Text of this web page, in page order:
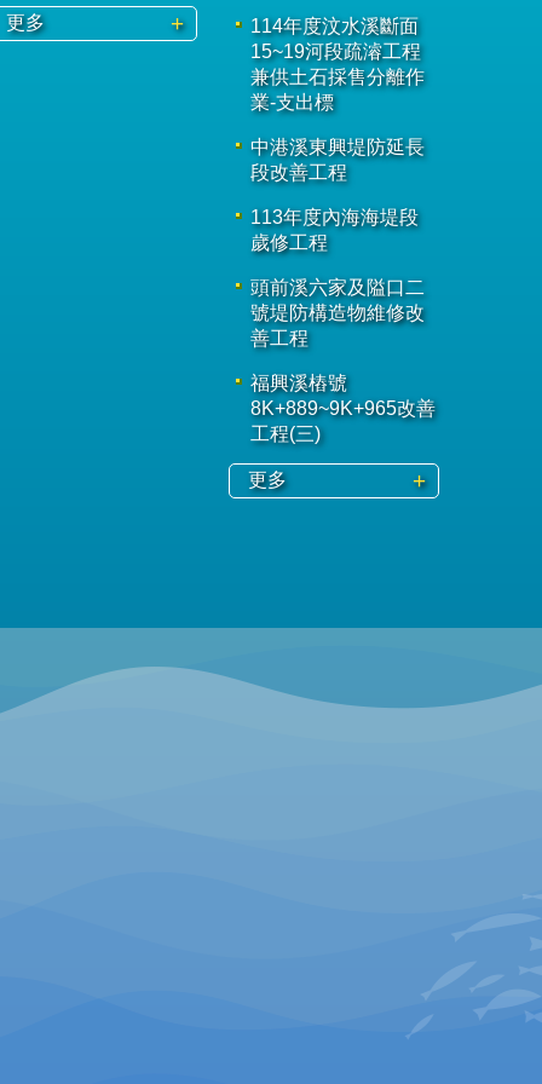
更多
114年度汶水溪斷面
15~19河段疏濬工程
兼供土石採售分離作
業-支出標
中港溪東興堤防延長
段改善工程
113年度內海海堤段
歲修工程
頭前溪六家及隘口二
號堤防構造物維修改
善工程
福興溪樁號
8K+889~9K+965改善
工程(三)
更多